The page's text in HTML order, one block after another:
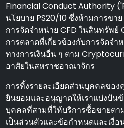
Financial Conduct Authority
นโยบาย PS20/10 ซึ่งห้ามการขา
การจัดจําหน่าย CFD ในสินทรัพย์
การตลาดที่เกี่ยวข้องกับการจัดจํ
ทางการเงินอื่น ๆ ตาม
อาศัยในสหราชอาณาจักร
การทิ้งรายละเอียดส่วนบุคคลขอ
ยินยอมและอนุญาตให้เราแบ่งปั
บุคคลที่สามที่ให้บริการซื้อขายตา
เป็นส่วนตัวและข้อกําหนดและเงื่อ